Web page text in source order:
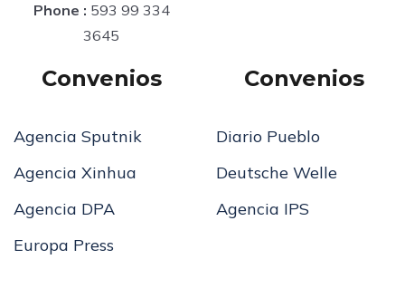
Phone : 593 99 334
3645
Convenios
Agencia Sputnik
Agencia Xinhua
Agencia DPA
Europa Press
Convenios
Diario Pueblo
Deutsche Welle
Agencia IPS